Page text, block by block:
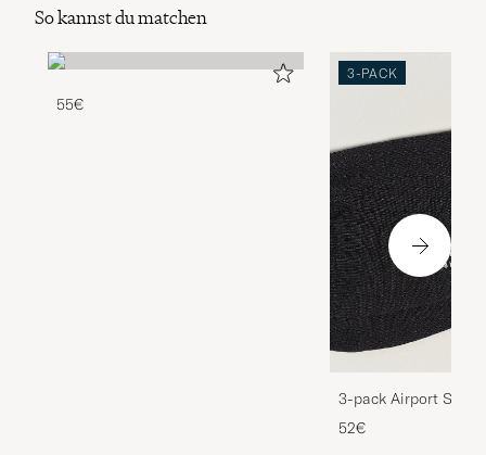
So kannst du matchen
55€
3-PACK
3-pack Airport
Melange
52€